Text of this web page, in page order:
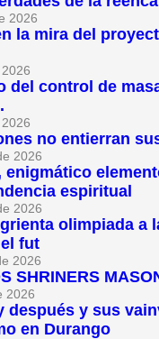
2026
la mira del
del control de
no entierran
2026
enigmático
espiritual
2026
olimpiada a
fut
2026
SHRINERS
2026
después y sus
en Durango